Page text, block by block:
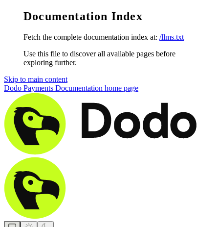
Documentation Index
Fetch the complete documentation index at: /llms.txt
Use this file to discover all available pages before
exploring further.
Skip to main content
Dodo Payments Documentation home page